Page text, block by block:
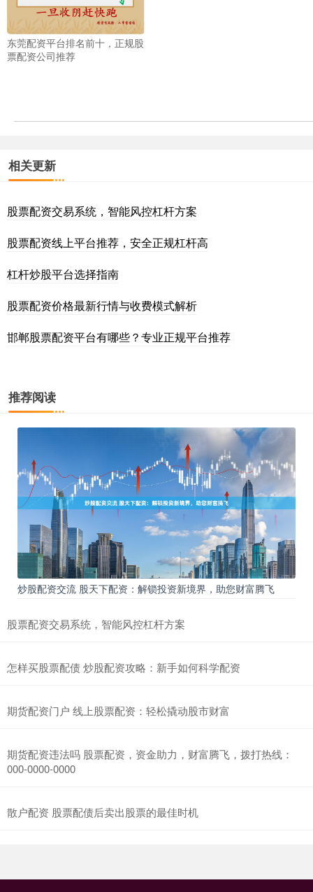
东莞配资平台排名前十，正规股
票配资公司推荐
相关更新
股票配资交易系统，智能风控杠杆方案
股票配资线上平台推荐，安全正规杠杆高
杠杆炒股平台选择指南
股票配资价格最新行情与收费模式解析
邯郸股票配资平台有哪些？专业正规平台推荐
推荐阅读
炒股配资交流 股天下配资：解锁投资新境界，助您财富腾飞
股票配资交易系统，智能风控杠杆方案
怎样买股票配债 炒股配资攻略：新手如何科学配资
期货配资门户 线上股票配资：轻松撬动股市财富
期货配资违法吗 股票配资，资金助力，财富腾飞，拨打热线：
000-0000-0000
散户配资 股票配债后卖出股票的最佳时机